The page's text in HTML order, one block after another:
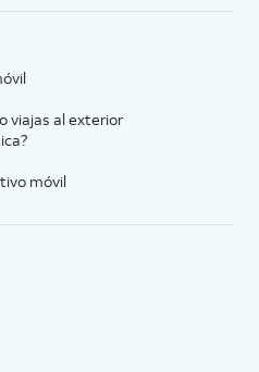
viajas al exterior
móvil